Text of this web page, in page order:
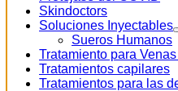
Skindoctors
Soluciones Inyectables
Sueros Humanos
Tratamiento para
Tratamientos capilares
Tratamientos para las